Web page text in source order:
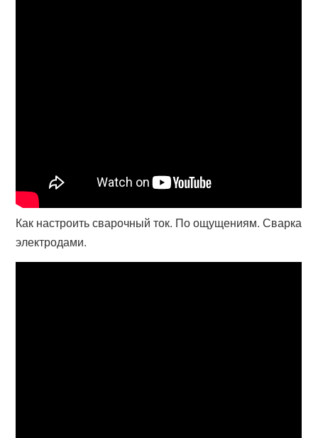
Как настроить сварочный ток. По ощущениям. Сварка
электродами.